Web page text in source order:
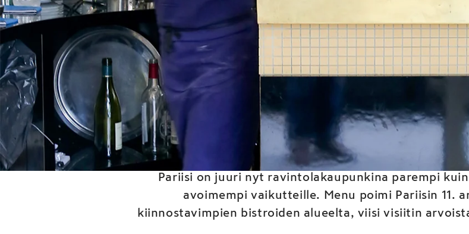
Viisi bistroa Pariisista,
Pariisi on juuri nyt ravintolakaupunkina parempi
avoimempi vaikutteille. Menu poimi Pariisin 11.
kiinnostavimpien bistroiden alueelta, viisi visiitin